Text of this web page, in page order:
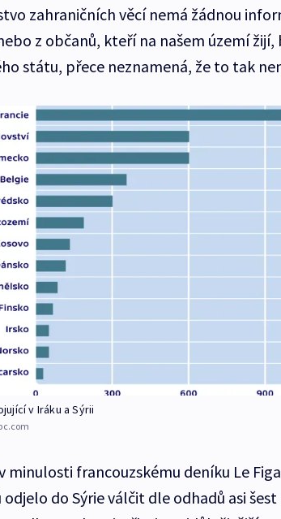
zahraničních věcí nemá žádnou
z občanů, kteří na našem území
státu, přece neznamená, že to tak
v Iráku a Sýrii
minulosti francouzskému deníku Le
odjelo do Sýrie válčit dle odhadů asi